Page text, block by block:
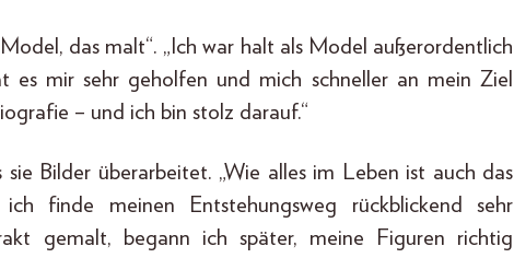
das malt“. „Ich war halt als Model außerordentlich
es mir sehr geholfen und mich schneller an mein Ziel
– und ich bin stolz darauf.“
sie Bilder überarbeitet. „Wie alles im Leben ist auch das
finde meinen Entstehungsweg rückblickend sehr
gemalt, begann ich später, meine Figuren richtig